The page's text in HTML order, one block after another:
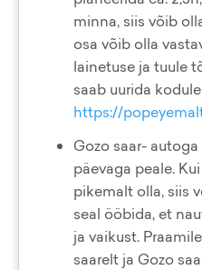
minna, siis võib
osa võib olla
lainetuse ja tuule
saab uurida
https://
Gozo saar-
päevaga peale.
pikemalt olla, siis
seal ööbida, et
ja vaikust.
saarelt ja Gozo